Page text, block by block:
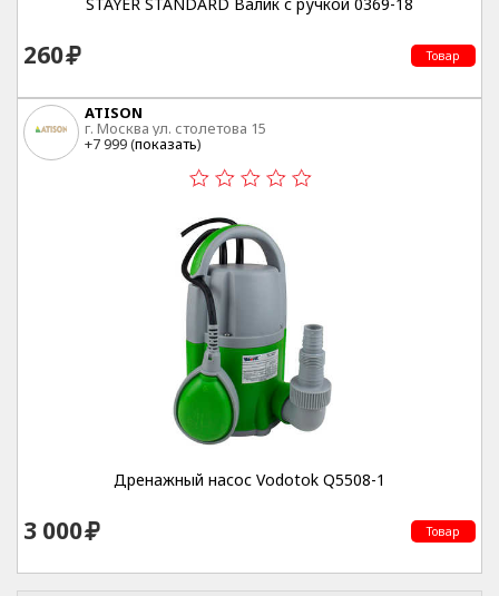
260 Товар
ATISON
г. Москва ул. столетова 15
+7 999 (показать)
Дренажный насос Vodotok Q5508-1
3 000 Товар